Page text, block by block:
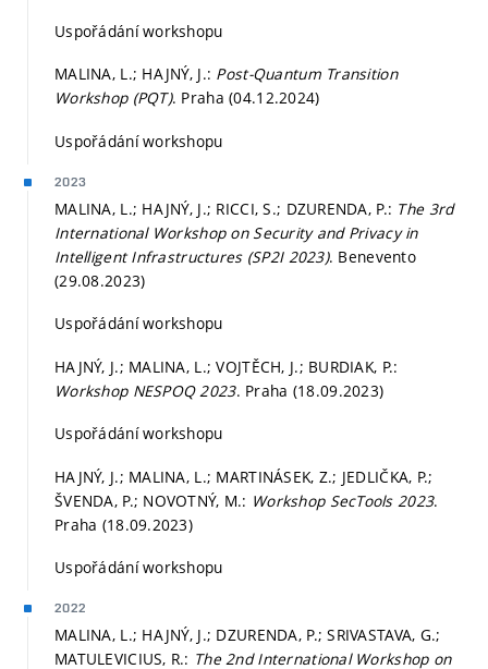
Uspořádání workshopu
MALINA, L.; HAJNÝ, J.: Post-Quantum Transition
Workshop (PQT). Praha (04.12.2024)
Uspořádání workshopu
2023
MALINA, L.; HAJNÝ, J.; RICCI, S.; DZURENDA, P.: The 3rd
International Workshop on Security and Privacy in
Intelligent Infrastructures (SP2I 2023). Benevento
(29.08.2023)
Uspořádání workshopu
HAJNÝ, J.; MALINA, L.; VOJTĚCH, J.; BURDIAK, P.:
Workshop NESPOQ 2023. Praha (18.09.2023)
Uspořádání workshopu
HAJNÝ, J.; MALINA, L.; MARTINÁSEK, Z.; JEDLIČKA, P.;
ŠVENDA, P.; NOVOTNÝ, M.: Workshop SecTools 2023.
Praha (18.09.2023)
Uspořádání workshopu
2022
MALINA, L.; HAJNÝ, J.; DZURENDA, P.; SRIVASTAVA, G.;
MATULEVICIUS, R.: The 2nd International Workshop on